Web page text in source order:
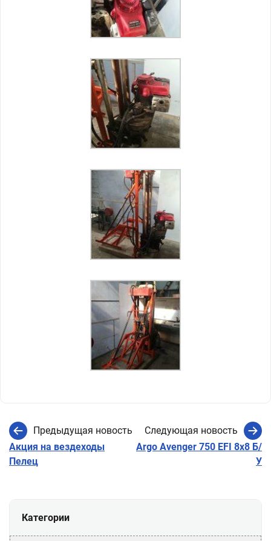
Предыдущая новость
Акция на вездеходы
Пелец
Следующая новость
Argo Avenger 750 EFI 8х8 Б/
У
Категории